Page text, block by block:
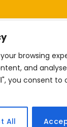
browsing
and
you consent to
All
Quiz